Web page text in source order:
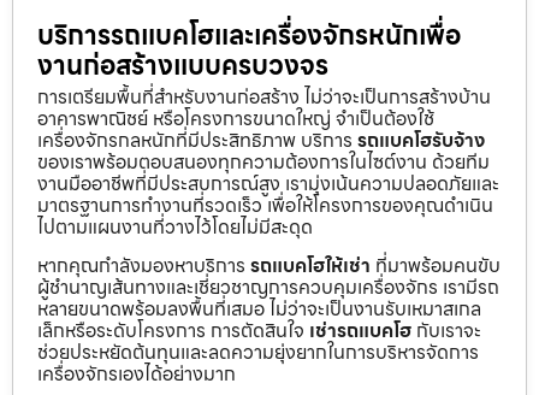
บริการรถแบคโฮและเครื่องจักรหนักเพื่อ
งานก่อสร้างแบบครบวงจร
การเตรียมพื้นที่สำหรับงานก่อสร้าง ไม่ว่าจะเป็นการสร้างบ้าน
อาคารพาณิชย์ หรือโครงการขนาดใหญ่ จำเป็นต้องใช้
เครื่องจักรกลหนักที่มีประสิทธิภาพ บริการ รถแบคโฮรับจ้าง
ของเราพร้อมตอบสนองทุกความต้องการในไซต์งาน ด้วยทีม
งานมืออาชีพที่มีประสบการณ์สูง เรามุ่งเน้นความปลอดภัยและ
มาตรฐานการทำงานที่รวดเร็ว เพื่อให้โครงการของคุณดำเนิน
ไปตามแผนงานที่วางไว้โดยไม่มีสะดุด
หากคุณกำลังมองหาบริการ รถแบคโฮให้เช่า ที่มาพร้อมคนขับ
ผู้ชำนาญเส้นทางและเชี่ยวชาญการควบคุมเครื่องจักร เรามีรถ
หลายขนาดพร้อมลงพื้นที่เสมอ ไม่ว่าจะเป็นงานรับเหมาสเกล
เล็กหรือระดับโครงการ การตัดสินใจ เช่ารถแบคโฮ กับเราจะ
ช่วยประหยัดต้นทุนและลดความยุ่งยากในการบริหารจัดการ
เครื่องจักรเองได้อย่างมาก